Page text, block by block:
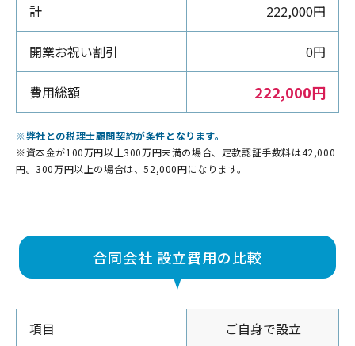
計 222,000円
開業お祝い割引 0円
費用総額 222,000円
※弊社との税理士顧問契約が条件となります。
※資本金が100万円以上300万円未満の場合、定款認証手数料は42,000
円。300万円以上の場合は、52,000円になります。
合同会社 設立費用の比較
項目 ご自身で設立